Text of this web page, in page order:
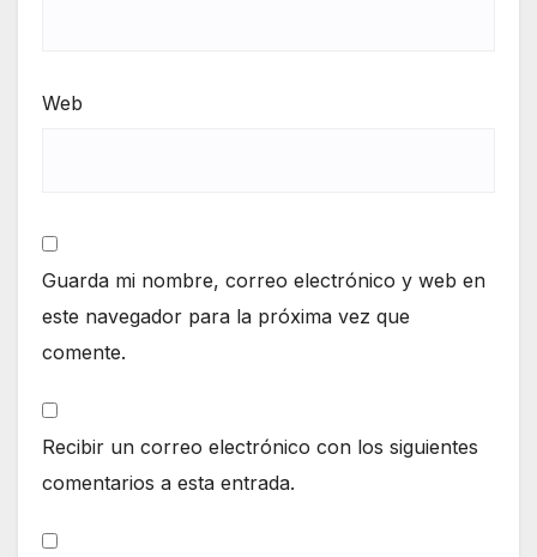
Web
Guarda mi nombre, correo electrónico y web en
este navegador para la próxima vez que
comente.
Recibir un correo electrónico con los siguientes
comentarios a esta entrada.